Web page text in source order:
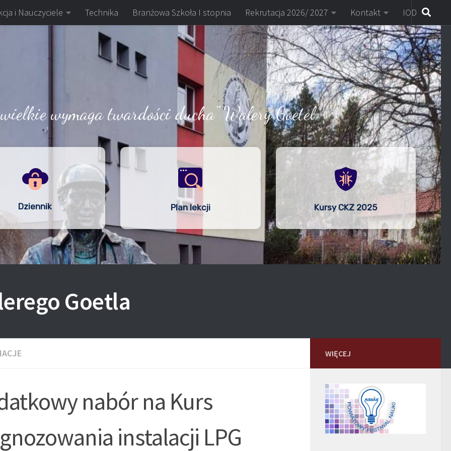
i Nauczyciele Technika Branżowa Szkoła I stopnia Rekrutacja 2026/ 2027 Kontakt IOD
wymaga twardości ducha" Walery Goetel
Dziennik Plan lekcji Kursy CKZ 2025
Goetla
nabór na Kurs
instalacji LPG
WIĘCEJ